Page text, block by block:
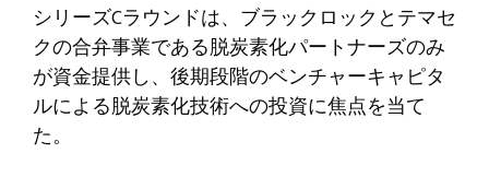
シリーズCラウンドは、ブラックロックとテマセ
クの合弁事業である脱炭素化パートナーズのみ
が資金提供し、後期段階のベンチャーキャピタ
ルによる脱炭素化技術への投資に焦点を当て
た。